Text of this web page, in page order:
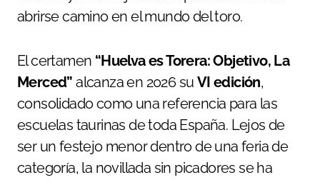
abrirse camino en el mundo del toro.
El certamen “Huelva es Torera: Objetivo, La
Merced” alcanza en 2026 su VI edición,
consolidado como una referencia para las
escuelas taurinas de toda España. Lejos de
ser un festejo menor dentro de una feria de
categoría, la novillada sin picadores se ha